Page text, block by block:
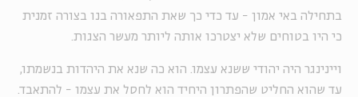
בתחילה באי אמון - עד כדי כך שאת התפאורה בנו בצורה זמנית
כי היו בטוחים שלא יצטרכו אותה ליותר מעשר הצגות.
ויינינגר היה יהודי ששנא עצמו. הוא כה שנא את היהדות בנשמתו,
עד שהוא החליט שהפתרון היחיד הוא לחסל את עצמו - להתאבד.